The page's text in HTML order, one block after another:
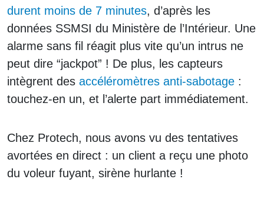
durent moins de 7 minutes, d’après les
données SSMSI du Ministère de l’Intérieur. Une
alarme sans fil réagit plus vite qu’un intrus ne
peut dire “jackpot” ! De plus, les capteurs
intègrent des accéléromètres anti-sabotage :
touchez-en un, et l’alerte part immédiatement.
Chez Protech, nous avons vu des tentatives
avortées en direct : un client a reçu une photo
du voleur fuyant, sirène hurlante !